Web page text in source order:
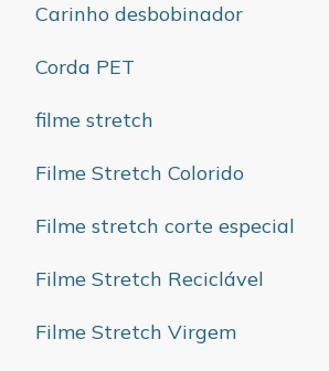
Carinho desbobinador
Corda PET
filme stretch
Filme Stretch Colorido
Filme stretch corte especial
Filme Stretch Reciclável
Filme Stretch Virgem